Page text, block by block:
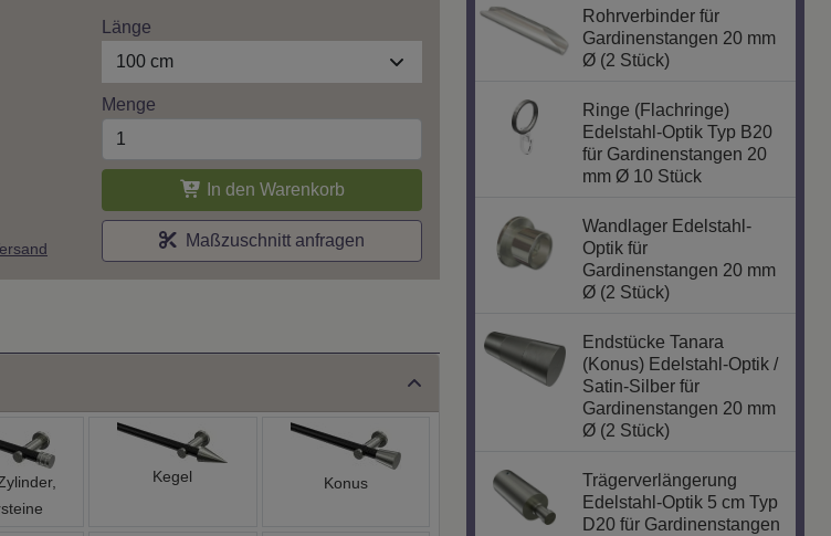
Länge
100 cm
Menge
In den Warenkorb
Maßzuschnitt anfragen
Kegel Konus
Rohrverbinder für
Gardinenstangen 20 mm
Ø (2 Stück)
Ringe (Flachringe)
Edelstahl-Optik Typ B20
für Gardinenstangen 20
mm Ø 10 Stück
Wandlager Edelstahl-
Optik für
Gardinenstangen 20 mm
Ø (2 Stück)
Endstücke Tanara
(Konus) Edelstahl-Optik /
Satin-Silber für
Gardinenstangen 20 mm
Ø (2 Stück)
Trägerverlängerung
Edelstahl-Optik 5 cm Typ
D20 für Gardinenstangen